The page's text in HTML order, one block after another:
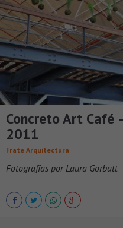
Concreto Art Café
2011
Frate Arquitectura
Fotografías por Laura Gorbatt